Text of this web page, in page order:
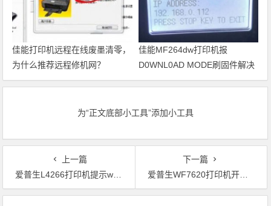
佳能打印机远程在线废墨清零，
为什么推荐远程修机网？
佳能MF264dw打印机报
D0WNL0AD MODE刷固件解决
问题
为“正文底部小工具”添加小工具
上一篇
爱普生L4266打印机提示wifi故障202620代码维修教程
下一篇
爱普生WF7620打印机开机提示无法识别维护箱刷固件维修